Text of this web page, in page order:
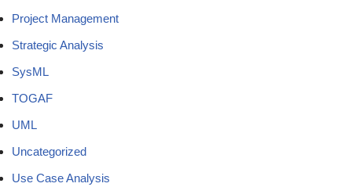
Project Management
Strategic Analysis
SysML
TOGAF
UML
Uncategorized
Use Case Analysis